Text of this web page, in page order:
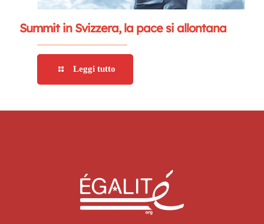
Summit in Svizzera, la pace si allontana
Leggi tutto